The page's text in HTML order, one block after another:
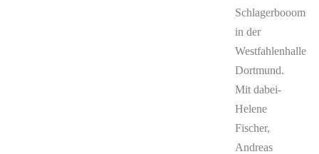
Schlagerbooom
in der
Westfahlenhalle
Dortmund.
Mit dabei-
Helene
Fischer,
Andreas